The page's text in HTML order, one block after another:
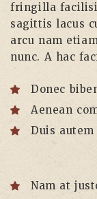
fringilla
sagittis lacus
arcu nam
nunc. A hac
Donec
Aenean
Duis
Nam at